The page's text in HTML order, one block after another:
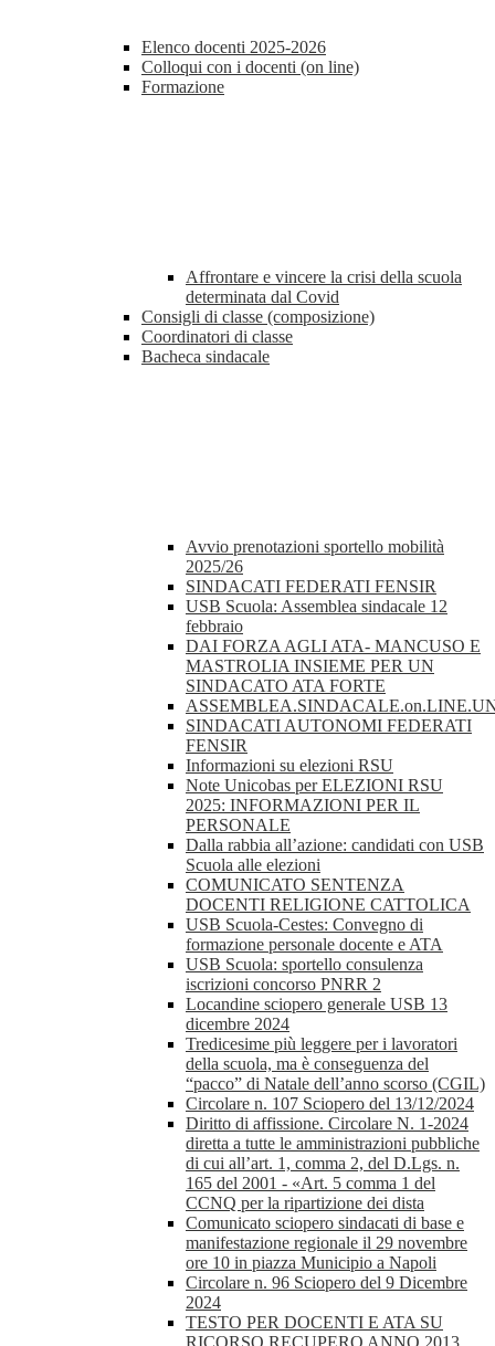
Elenco docenti 2025-2026
Colloqui con i docenti (on line)
Formazione
Affrontare e vincere la crisi della scuola
determinata dal Covid
Consigli di classe (composizione)
Coordinatori di classe
Bacheca sindacale
Avvio prenotazioni sportello mobilità
2025/26
SINDACATI FEDERATI FENSIR
USB Scuola: Assemblea sindacale 12
febbraio
DAI FORZA AGLI ATA- MANCUSO E
MASTROLIA INSIEME PER UN
SINDACATO ATA FORTE
SINDACATI AUTONOMI FEDERATI
FENSIR
Informazioni su elezioni RSU
Note Unicobas per ELEZIONI RSU
2025: INFORMAZIONI PER IL
PERSONALE
Dalla rabbia all’azione: candidati con USB
Scuola alle elezioni
COMUNICATO SENTENZA
DOCENTI RELIGIONE CATTOLICA
USB Scuola-Cestes: Convegno di
formazione personale docente e ATA
USB Scuola: sportello consulenza
iscrizioni concorso PNRR 2
Locandine sciopero generale USB 13
dicembre 2024
Tredicesime più leggere per i lavoratori
della scuola, ma è conseguenza del
“pacco” di Natale dell’anno scorso (CGIL)
Circolare n. 107 Sciopero del 13/12/2024
Diritto di affissione. Circolare N. 1-2024
diretta a tutte le amministrazioni pubbliche
di cui all’art. 1, comma 2, del D.Lgs. n.
165 del 2001 - «Art. 5 comma 1 del
CCNQ per la ripartizione dei dista
Comunicato sciopero sindacati di base e
manifestazione regionale il 29 novembre
ore 10 in piazza Municipio a Napoli
Circolare n. 96 Sciopero del 9 Dicembre
2024
TESTO PER DOCENTI E ATA SU